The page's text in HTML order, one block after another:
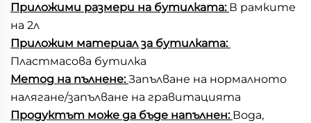
Приложими размери на бутилката: В рамките
на 2л
Приложим материал за бутилката:
Пластмасова бутилка
Метод на пълнене: Запълване на нормалното
налягане/запълване на гравитацията
Продуктът може да бъде напълнен: Вода,